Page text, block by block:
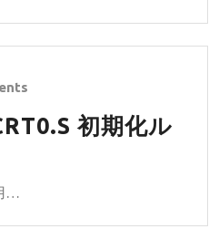
初期化ル
…